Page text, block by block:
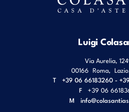
Luigi
Via Aurelia,
00166 Roma, Lazio
T
+39 06 66183260 -
F
+39 06
M